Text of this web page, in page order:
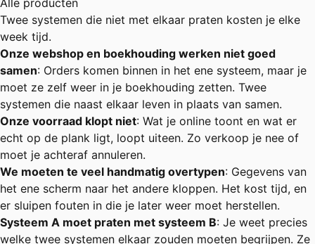
Alle producten
Twee systemen die niet met elkaar praten kosten je elke
week tijd.
Onze webshop en boekhouding werken niet goed
samen: Orders komen binnen in het ene systeem, maar je
moet ze zelf weer in je boekhouding zetten. Twee
systemen die naast elkaar leven in plaats van samen.
Onze voorraad klopt niet: Wat je online toont en wat er
echt op de plank ligt, loopt uiteen. Zo verkoop je nee of
moet je achteraf annuleren.
We moeten te veel handmatig overtypen: Gegevens van
het ene scherm naar het andere kloppen. Het kost tijd, en
er sluipen fouten in die je later weer moet herstellen.
Systeem A moet praten met systeem B: Je weet precies
welke twee systemen elkaar zouden moeten begrijpen. Ze